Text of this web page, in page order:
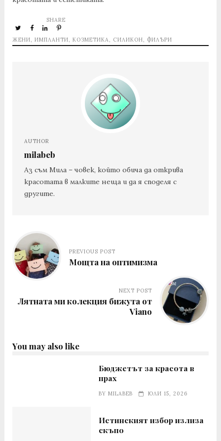
ЖЕНИ, ИМПЛАНТИ, КОЗМЕТИКА, СИЛИКОН, ФИЛЪРИ
SHARE
AUTHOR
milabeb
Аз съм Мила – човек, който обича да открива
красотата в малките неща и да я споделя с
другите.
PREVIOUS POST
Мощта на oптимизма
NEXT POST
Лятната ми колекция бижута от
Viano
You may also like
Бюджетът за красота в
прах
BYMILABEB ЮЛИ 15, 2026
Истинският избор излиза
скъпо